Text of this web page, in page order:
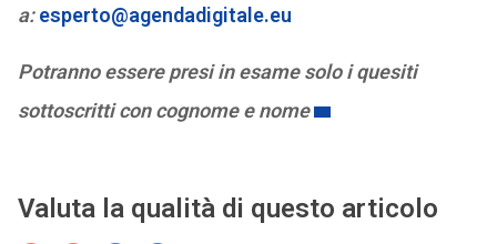
a:esperto@agendadigitale.eu
Potranno essere presi in esame solo i quesiti
sottoscritti con cognome e nome
Valuta la qualità di questo articolo